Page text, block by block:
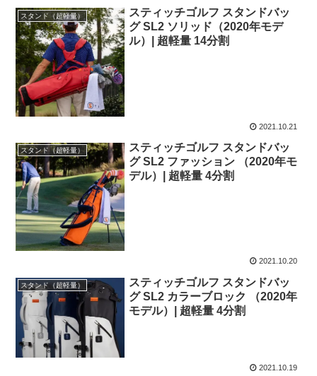
スタンド（超軽量）
スティッチゴルフ スタンドバッ
グ SL2 ソリッド（2020年モデ
ル）| 超軽量 14分割
2021.10.21
スタンド（超軽量）
スティッチゴルフ スタンドバッ
グ SL2 ファッション （2020年モ
デル）| 超軽量 4分割
2021.10.20
スタンド（超軽量）
スティッチゴルフ スタンドバッ
グ SL2 カラーブロック （2020年
モデル）| 超軽量 4分割
2021.10.19